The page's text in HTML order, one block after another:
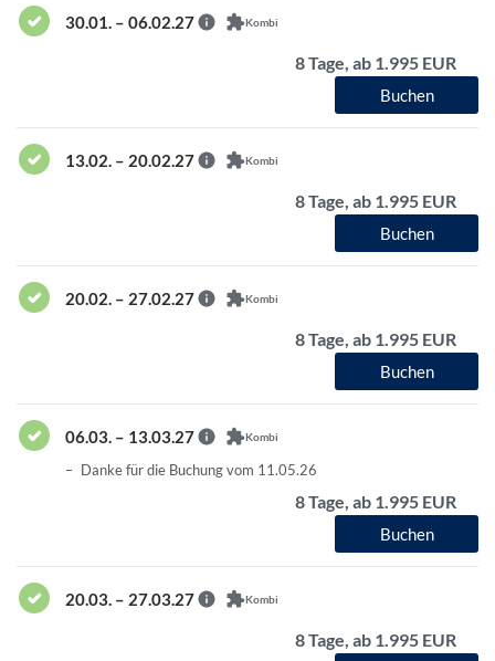
30.01. – 06.02.27 Kombi
8 Tage, ab 1.995 EUR
Buchen
13.02. – 20.02.27 Kombi
8 Tage, ab 1.995 EUR
Buchen
20.02. – 27.02.27 Kombi
8 Tage, ab 1.995 EUR
Buchen
06.03. – 13.03.27 Kombi
Danke für die Buchung vom 11.05.26
8 Tage, ab 1.995 EUR
Buchen
20.03. – 27.03.27 Kombi
8 Tage, ab 1.995 EUR